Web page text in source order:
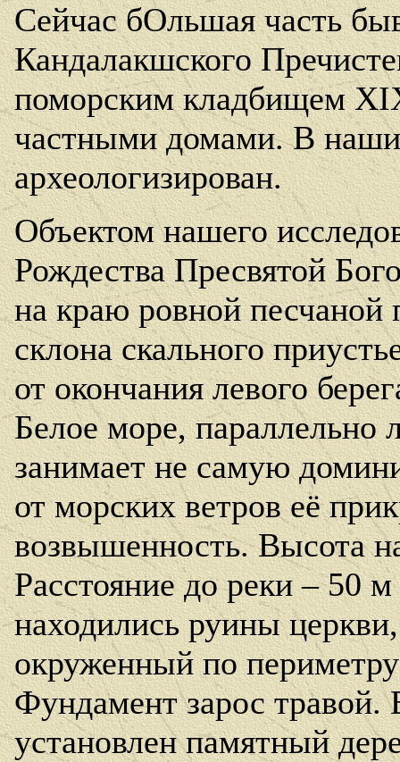
Сейчас бОльшая часть
Кандалакшского
поморским кладбищем
частными домами. В
археологизирован.
Объектом нашего
Рождества Пресвятой
на краю ровной песчаной
склона скального
от окончания левого
Белое море, параллельно
занимает не самую
от морских ветров её
возвышенность. Высота
Расстояние до реки – 50
находились руины
окруженный по
Фундамент зарос травой.
установлен памятный